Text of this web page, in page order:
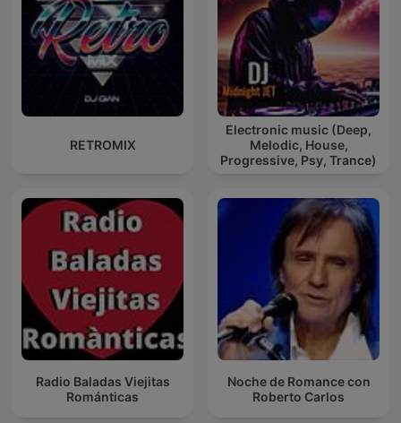
RETROMIX
Electronic music (Deep,
Melodic, House,
Progressive, Psy, Trance)
Radio Baladas Viejitas
Románticas
Noche de Romance con
Roberto Carlos